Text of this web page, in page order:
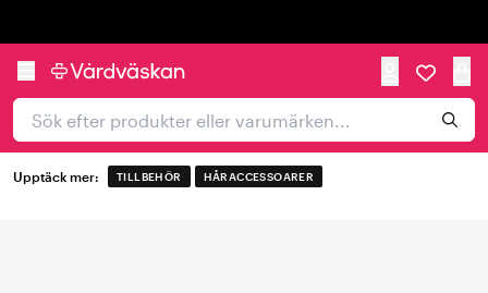
Upptäck mer: TILLBEHÖR HÅRACCESSOARER